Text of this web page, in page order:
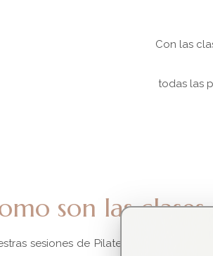
Con las
todas las
son las clases
sesiones de Pilates Mat son